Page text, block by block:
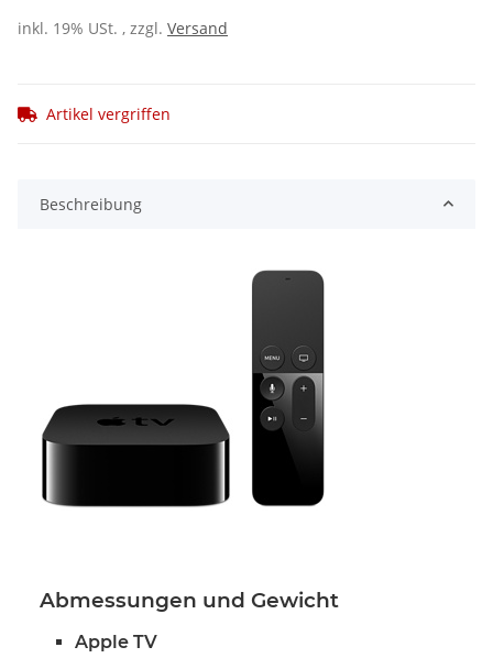
inkl. 19% USt. , zzgl. Versand
Artikel vergriffen
Beschreibung
Abmessungen und Gewicht
Apple TV